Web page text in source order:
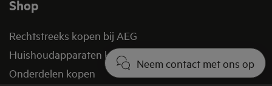
Neem contact met ons op
Shop
Rechtstreeks kopen bij AEG
Huishoudapparaten kopen
Onderdelen kopen